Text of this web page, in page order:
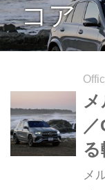
コア
版
メ